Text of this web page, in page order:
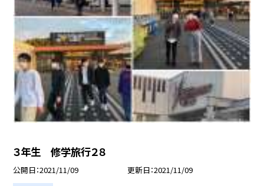
３年生 修学旅行２８
公開日 2021/11/09 更新日 2021/11/09